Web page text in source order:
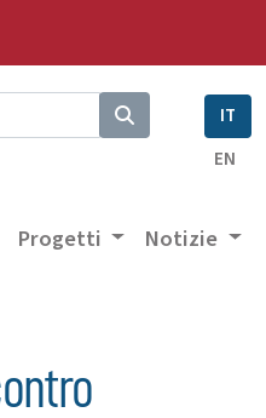
IT
EN
Progetti Notizie